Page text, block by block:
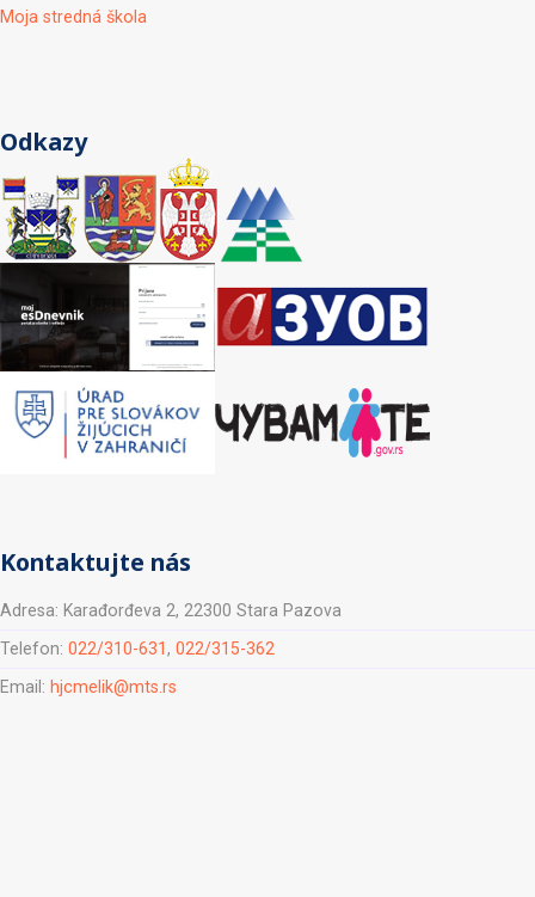
Moja stredná škola
Odkazy
Kontaktujte nás
Adresa: Karađorđeva 2, 22300 Stara Pazova
Telefon: 022/310-631, 022/315-362
Email: hjcmelik@mts.rs